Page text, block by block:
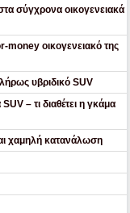
σύγχρονα οικογενειακά
οικογενειακό της
υβριδικό SUV
– τι διαθέτει η γκάμα
χαμηλή κατανάλωση